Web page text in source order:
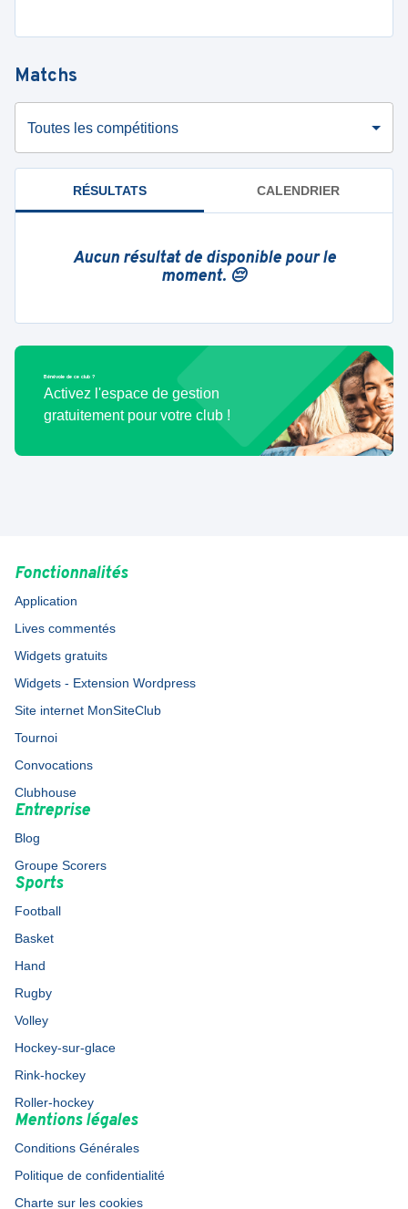
Matchs
Toutes les compétitions
RÉSULTATS CALENDRIER
Aucun résultat de disponible pour le
moment. 😔
Bénévole de ce club ?
Activez l'espace de gestion
gratuitement pour votre club !
Fonctionnalités
Application
Lives commentés
Widgets gratuits
Widgets - Extension Wordpress
Site internet MonSiteClub
Tournoi
Convocations
Clubhouse
Entreprise
Blog
Groupe Scorers
Sports
Football
Basket
Hand
Rugby
Volley
Hockey-sur-glace
Rink-hockey
Roller-hockey
Mentions légales
Conditions Générales
Politique de confidentialité
Charte sur les cookies